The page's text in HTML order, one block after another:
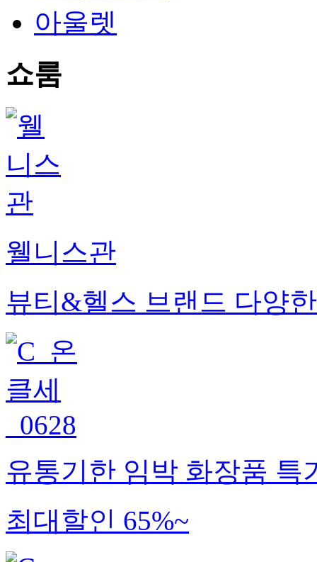
아울렛
쇼룸
웰니스관
뷰티&헬스 브랜드 다양
유통기한 임박 화장품 특
최대할인 65%~